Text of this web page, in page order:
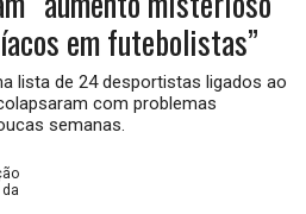
em futebolistas”
lista de 24 desportistas ligados ao
com problemas
semanas.